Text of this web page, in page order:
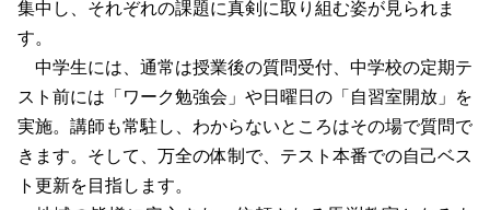
集中し、それぞれの課題に真剣に取り組む姿が見られま
す。
中学生には、通常は授業後の質問受付、中学校の定期テ
スト前には「ワーク勉強会」や日曜日の「自習室開放」を
実施。講師も常駐し、わからないところはその場で質問で
きます。そして、万全の体制で、テスト本番での自己ベス
ト更新を目指します。